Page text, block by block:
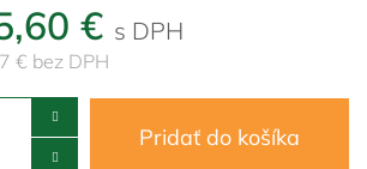
€
€ bez DPH
Pridať do košíka